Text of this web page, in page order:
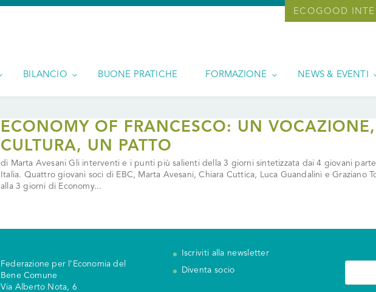
ECOGOOD
BILANCIO BUONE PRATICHE FORMAZIONE NEWS & EVENTI
ECONOMY OF FRANCESCO: UN
CULTURA, UN PATTO
di Marta Avesani Gli interventi e i punti più salienti della 3 giorni sintetizzata dai 4 giovani
Italia. Quattro giovani soci di EBC, Marta Avesani, Chiara Cuttica, Luca Guandalini e Graziano
alla 3 giorni di Economy...
Federazione per l’Economia del
Bene Comune
Via Alberto Nota, 6
Iscriviti alla newsletter
Diventa socio